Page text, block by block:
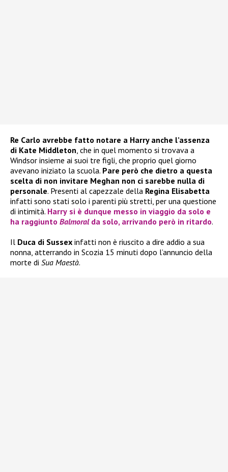
Re Carlo avrebbe fatto notare a Harry anche l’assenza
di Kate Middleton, che in quel momento si trovava a
Windsor insieme ai suoi tre figli, che proprio quel giorno
avevano iniziato la scuola. Pare però che dietro a questa
scelta di non invitare Meghan non ci sarebbe nulla di
personale. Presenti al capezzale della Regina Elisabetta
infatti sono stati solo i parenti più stretti, per una questione
di intimità. Harry si è dunque messo in viaggio da solo e
ha raggiunto Balmoralda solo, arrivando però in ritardo.
Il Duca di Sussex infatti non è riuscito a dire addio a sua
nonna, atterrando in Scozia 15 minuti dopo l’annuncio della
morte di Sua Maestà.